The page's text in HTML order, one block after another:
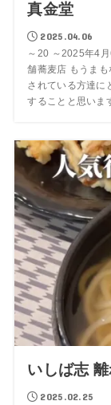
真金堂
2025.04.06
～20 ～2025年4
舗蕎麦店 もうま
されている方達に
することと思いま
いしば志
2025.02.25